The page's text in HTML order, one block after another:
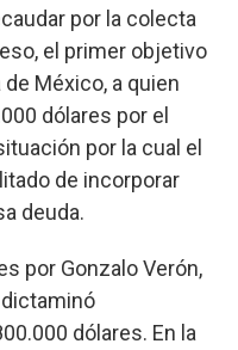
por la colecta
el primer objetivo
México, a quien
dólares por el
por la cual el
de incorporar
deuda.
por Gonzalo Verón,
dólares. En la